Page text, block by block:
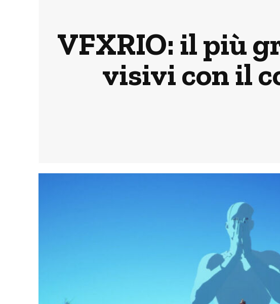
VFXRIO: il più
visivi con il